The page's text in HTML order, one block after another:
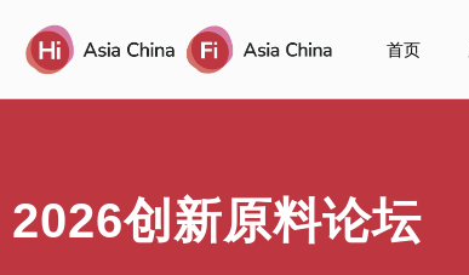
首页
2026创新原料论坛